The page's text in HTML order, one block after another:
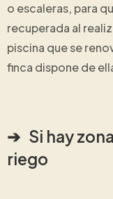
o escaleras, para
recuperada al
piscina que se
finca dispone de
➔ Si hay
riego